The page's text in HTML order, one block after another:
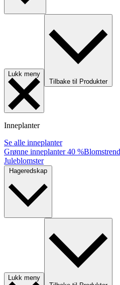
Lukk meny
Tilbake til Produkter
Inneplanter
Se alle inneplanter
Grønne inneplanter40 %
Juleblomster
Lukk meny